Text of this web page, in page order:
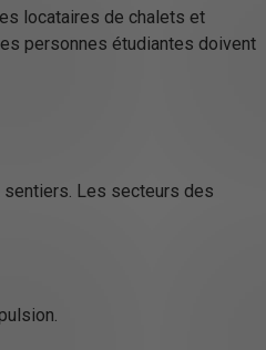
locataires de chalets et
personnes étudiantes doivent
sentiers. Les secteurs des